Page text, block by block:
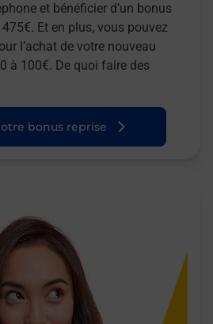
et bénéficier d’un bonus
Et en plus, vous pouvez
l’achat de votre nouveau
à 100€. De quoi faire des
bonus reprise